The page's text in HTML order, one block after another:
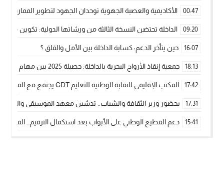
00:47 الأكاديمية والعصبة الجهوية توحدان الجهود لتطوير الممارسة
09:20 الداخلة تحتضن النسخة الثالثة من ورشاتها الدولية: تكوين
16:07 حين يتأخر الدعم: كسابة الداخلة بين الأمل والقلق ؟
18:13 جمعية إنقاذ الأرواح البحرية بالداخلة: حصيلة 2025 بين مهام الإنقاذ ومشروع “دار البحار”
17:42 المكتب الإقليمي للنقابة الوطنية للتعليم CDT يجتمع مع المدير الإقليمي لمناقشة ملفات جوهرية لنساء ورجال التعليم
17:31 بحضور وزير الثقافة والشباب.. تدشين معهد الموسيقى والفنون
15:41 دعم القطيع الوطني على الأبواب بعد استكمال الترقيم…